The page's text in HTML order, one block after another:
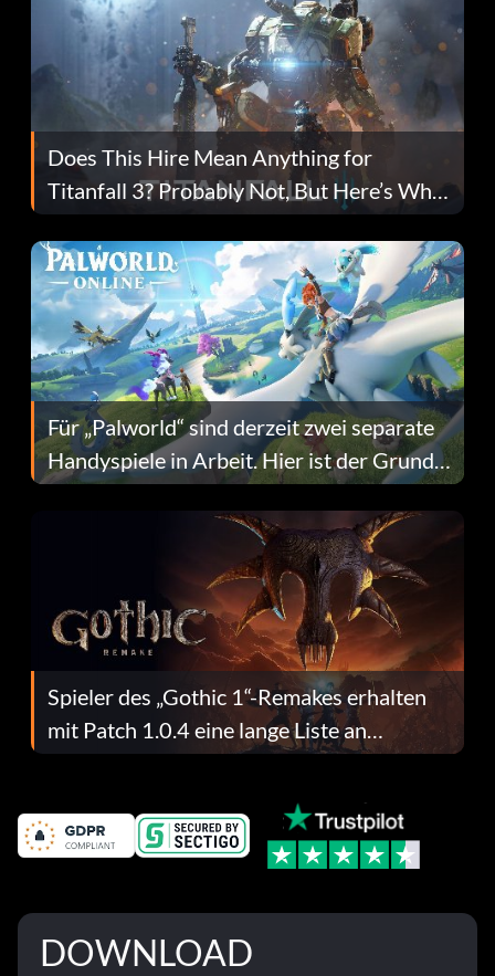
Does This Hire Mean Anything for
Titanfall 3? Probably Not, But Here’s Why
Fans Are Hopeful
Für „Palworld“ sind derzeit zwei separate
Handyspiele in Arbeit. Hier ist der Grund
dafür.
Spieler des „Gothic 1“-Remakes erhalten
mit Patch 1.0.4 eine lange Liste an
Fehlerbehebungen
DOWNLOAD